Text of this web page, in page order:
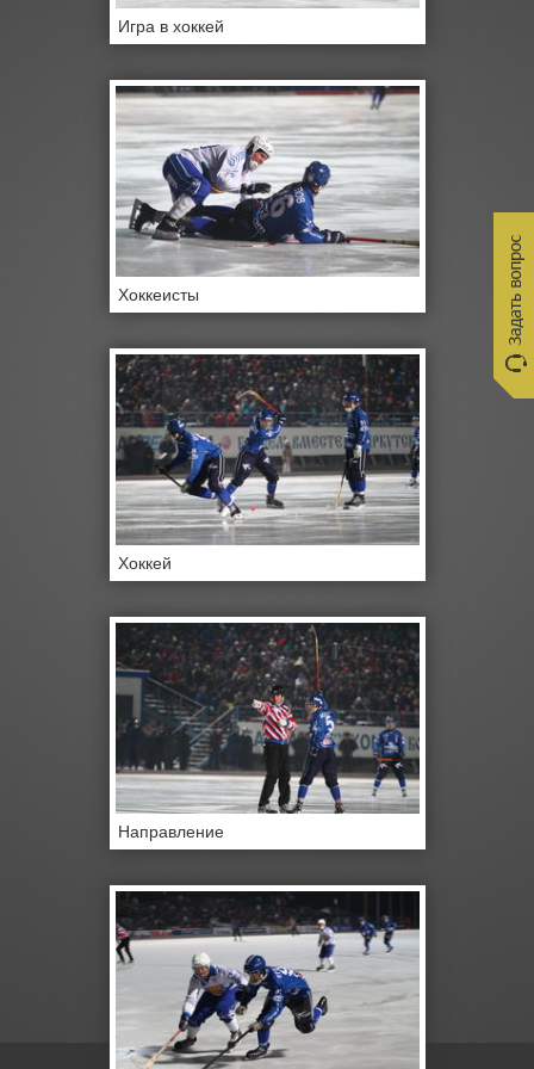
Игра в хоккей
Хоккеисты
Хоккей
Направление